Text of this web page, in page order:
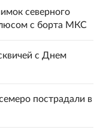
северного
с борта МКС
с Днем
пострадали в